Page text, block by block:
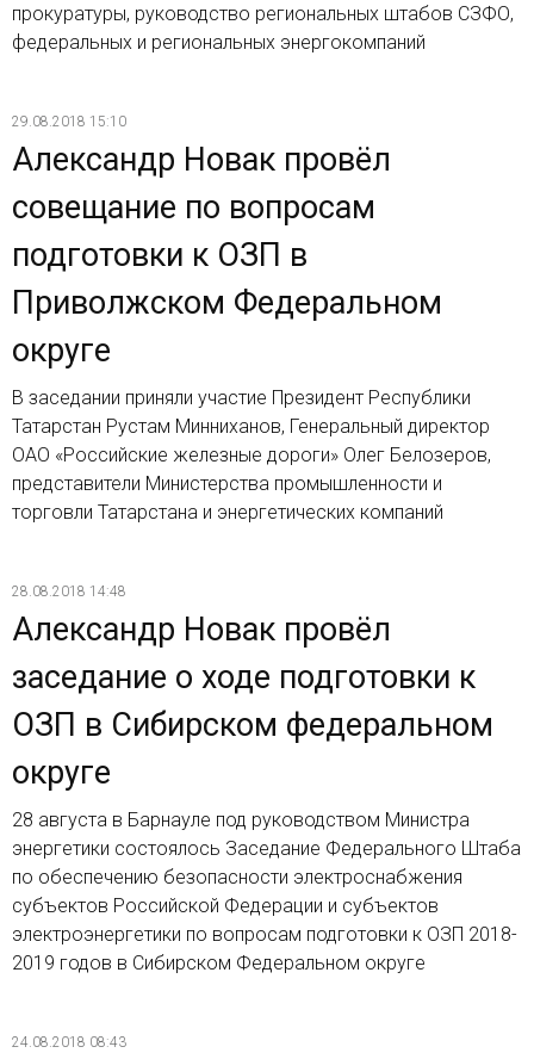
прокуратуры, руководство региональных штабов СЗФО,
федеральных и региональных энергокомпаний
29.08.2018 15:10
Александр Новак провёл
совещание по вопросам
подготовки к ОЗП в
Приволжском Федеральном
округе
В заседании приняли участие Президент Республики
Татарстан Рустам Минниханов, Генеральный директор
ОАО «Российские железные дороги» Олег Белозеров,
представители Министерства промышленности и
торговли Татарстана и энергетических компаний
28.08.2018 14:48
Александр Новак провёл
заседание о ходе подготовки к
ОЗП в Сибирском федеральном
округе
28 августа в Барнауле под руководством Министра
энергетики состоялось Заседание Федерального Штаба
по обеспечению безопасности электроснабжения
субъектов Российской Федерации и субъектов
электроэнергетики по вопросам подготовки к ОЗП 2018-
2019 годов в Сибирском Федеральном округе
24.08.2018 08:43